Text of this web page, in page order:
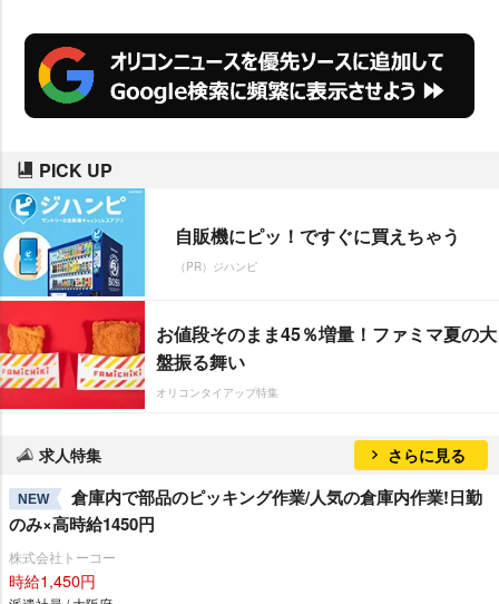
PICK UP
自販機にピッ！ですぐに買えちゃう
（PR）ジハンピ
お値段そのまま45％増量！ファミマ夏の大
盤振る舞い
オリコンタイアップ特集
求人特集 さらに見る
NEW
倉庫内で部品のピッキング作業/人気の倉庫内作業!日勤
のみ×高時給1450円
株式会社トーコー
時給1,450円